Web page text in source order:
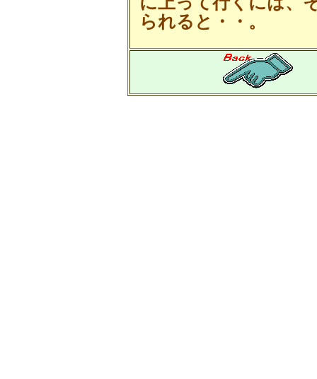
られると・・。